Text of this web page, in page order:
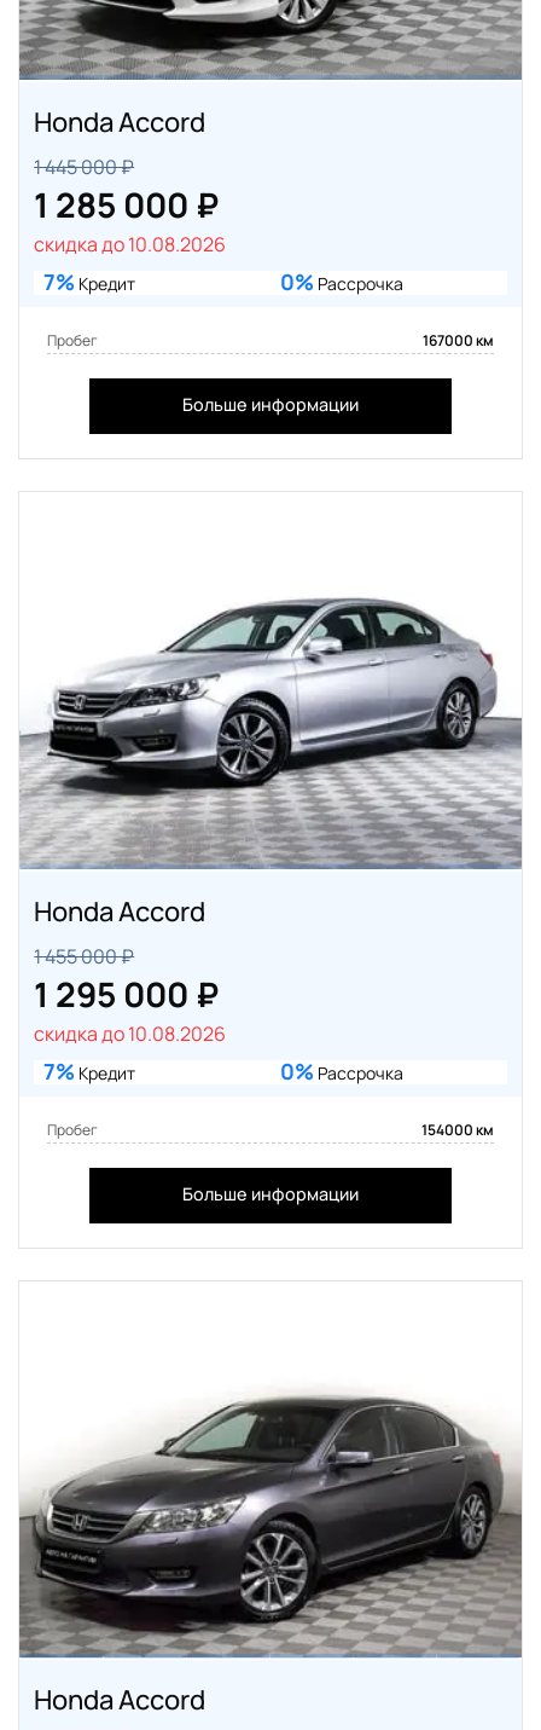
Honda Accord
1 445 000 ₽
1 285 000 ₽
скидка до 10.08.2026
7% Кредит 0% Рассрочка
Пробег 167000 км
Больше информации
Honda Accord
1 455 000 ₽
1 295 000 ₽
скидка до 10.08.2026
7% Кредит 0% Рассрочка
Пробег 154000 км
Больше информации
Honda Accord